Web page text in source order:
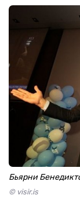
Бьярни
© visir.is